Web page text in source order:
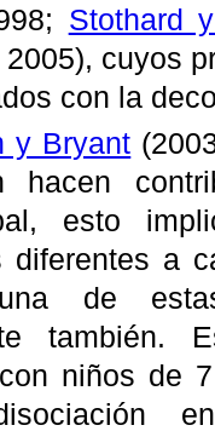
Stothard
cuyos
con la
y Bryant
hacen
esto
diferentes a
de
también.
niños de